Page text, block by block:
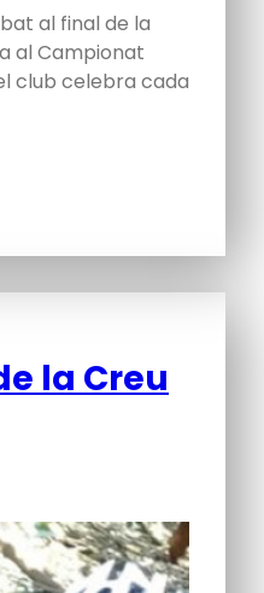
al final de la
al Campionat
club celebra cada
la Creu